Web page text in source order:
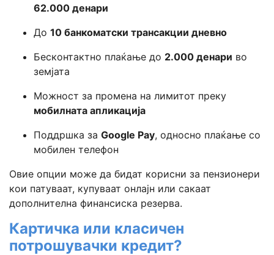
62.000 денари
До 10 банкоматски трансакции дневно
Бесконтактно плаќање до 2.000 денари во
земјата
Можност за промена на лимитот преку
мобилната апликација
Поддршка за Google Pay, односно плаќање со
мобилен телефон
Овие опции може да бидат корисни за пензионери
кои патуваат, купуваат онлајн или сакаат
дополнителна финансиска резерва.
Картичка или класичен
потрошувачки кредит?